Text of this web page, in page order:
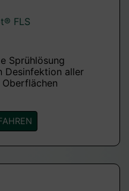
FLS
Sprühlösung
Desinfektion aller